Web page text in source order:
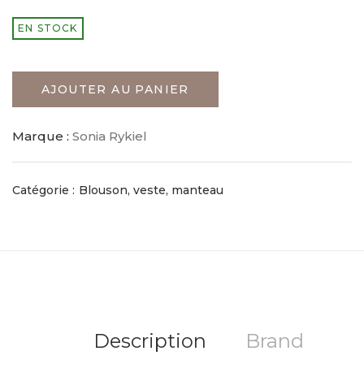
EN STOCK
AJOUTER AU PANIER
Marque : Sonia Rykiel
Catégorie : Blouson, veste, manteau
Description Brand